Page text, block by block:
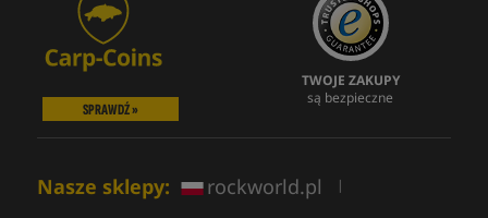
SPRAWDŹ »
TWOJE ZAKUPY
są bezpieczne
Nasze sklepy: rockworld.pl |